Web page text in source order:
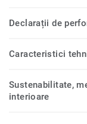
Declarații de
Caracteristici
Sustenabilitate,
interioare